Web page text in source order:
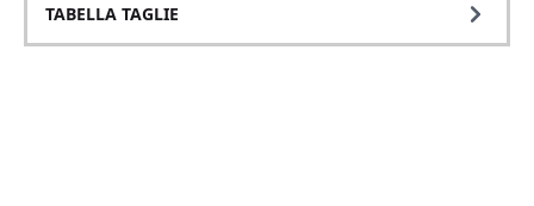
TABELLA TAGLIE